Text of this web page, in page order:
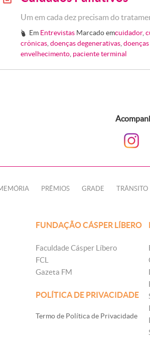
Um em cada dez precisam do
# Em Entrevistas Marcado emcuidador,
crônicas doenças degenerativas
envelhecimento paciente terminal
PRÊMIOS GRADE TRÂNSITO
FUNDAÇÃO CÁSPER LÍBERO
Faculdade Cásper Líbero
FCL
Gazeta FM
POLÍTICA DE PRIVACIDADE
Termo de Política de Privacidade